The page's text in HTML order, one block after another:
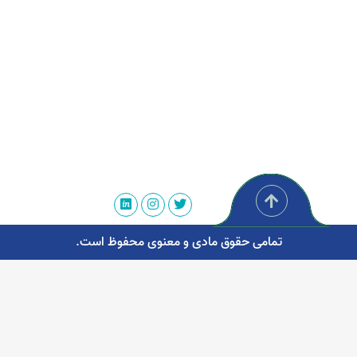
تمامی حقوق مادی و معنوی محفوظ است.